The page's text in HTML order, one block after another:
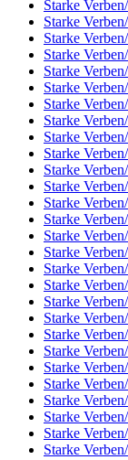
Starke
Starke
Starke
Starke
Starke
Starke
Starke
Starke
Starke
Starke
Starke
Starke
Starke
Starke
Starke
Starke
Starke
Starke
Starke
Starke
Starke
Starke
Starke
Starke
Starke
Starke
Starke
Starke